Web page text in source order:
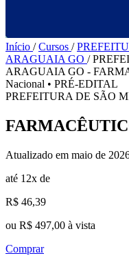
Início / Cursos /
ARAGUAIA GO /
ARAGUAIA GO -
Nacional • PRÉ-EDITAL
PREFEITURA DE SÃO
Atualizado em maio de
até 12x de
R$ 46,39
ou R$ 497,00 à vista
Comprar